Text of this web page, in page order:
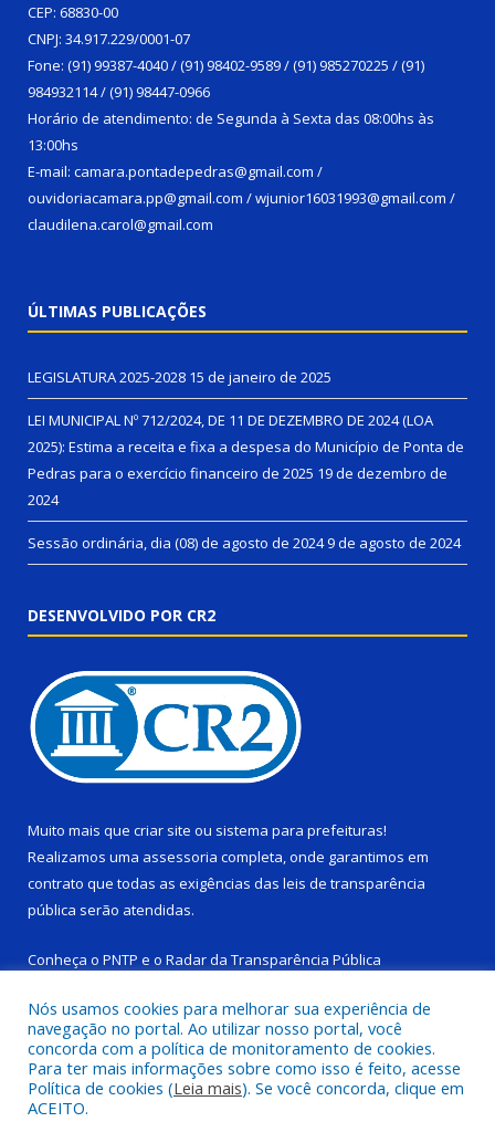
CEP: 68830-00
CNPJ: 34.917.229/0001-07
Fone: (91) 99387-4040 / (91) 98402-9589 / (91) 985270225 / (91)
984932114 / (91) 98447-0966
Horário de atendimento: de Segunda à Sexta das 08:00hs às
13:00hs
E-mail: camara.pontadepedras@gmail.com /
ouvidoriacamara.pp@gmail.com / wjunior16031993@gmail.com /
claudilena.carol@gmail.com
ÚLTIMAS PUBLICAÇÕES
LEGISLATURA 2025-2028 15 de janeiro de 2025
LEI MUNICIPAL Nº 712/2024, DE 11 DE DEZEMBRO DE 2024 (LOA
2025): Estima a receita e fixa a despesa do Município de Ponta de
Pedras para o exercício financeiro de 2025 19 de dezembro de
2024
Sessão ordinária, dia (08) de agosto de 20249 de agosto de 2024
DESENVOLVIDO POR CR2
Muito mais que criar site ou sistema para prefeituras!
Realizamos uma assessoria completa, onde garantimos em
contrato que todas as exigências das leis de transparência
pública serão atendidas.
Conheça o PNTP e o Radar da Transparência Pública
Todos os direitos reservados a Câmara Municipal de Ponta de
Pedras.
Nós usamos cookies para melhorar sua experiência de
navegação no portal. Ao utilizar nosso portal, você
concorda com a política de monitoramento de cookies.
Para ter mais informações sobre como isso é feito, acesse
Política de cookies (Leia mais). Se você concorda, clique em
ACEITO.